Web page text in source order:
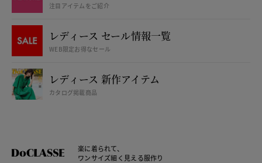
注目アイテムをご紹介
レディース セール情報一覧
WEB限定お得なセール
レディース 新作アイテム
カタログ掲載商品
楽に着られて、
ワンサイズ細く見える服作り